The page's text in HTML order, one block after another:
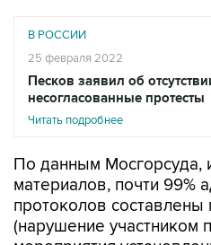
В РОССИИ
25 февраля 2022
Песков заявил об
несогласованные протесты
Читать подробнее
По данным Мосгорсуда,
материалов, почти 99%
протоколов составлены
(нарушение участником